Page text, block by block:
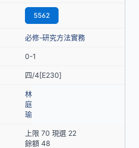
5562
必修-研究方法實務
0-1
四/4[E230]
林
庭
瑜
上限 70 現選 22
餘額 48